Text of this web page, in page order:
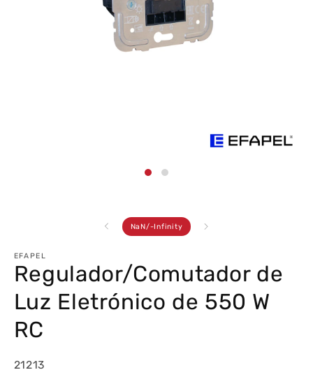
NaN/ de
-Infinity
EFAPEL
Regulador/Comutador de
Luz Eletrónico de 550 W
RC
21213